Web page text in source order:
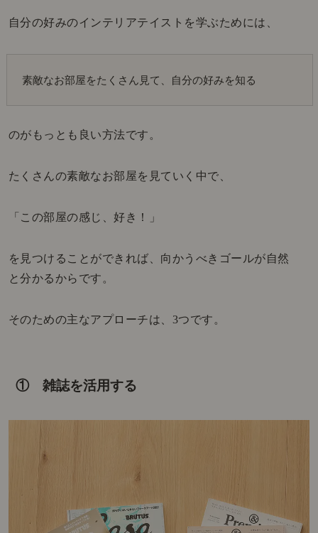
自分の好みのインテリアテイストを学ぶためには、
素敵なお部屋をたくさん見て、自分の好みを知る
のがもっとも良い方法です。
たくさんの素敵なお部屋を見ていく中で、
「この部屋の感じ、好き！」
を見つけることができれば、向かうべきゴールが自然
と分かるからです。
そのための主なアプローチは、3つです。
① 雑誌を活用する